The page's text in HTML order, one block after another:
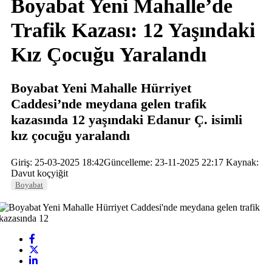
Boyabat Yeni Mahalle’de
Trafik Kazası: 12 Yaşındaki
Kız Çocuğu Yaralandı
Boyabat Yeni Mahalle Hürriyet
Caddesi’nde meydana gelen trafik
kazasında 12 yaşındaki Edanur Ç. isimli
kız çocuğu yaralandı
Giriş: 25-03-2025 18:42Güncelleme: 23-11-2025 22:17 Kaynak:
Davut koçyiğit
Boyabat